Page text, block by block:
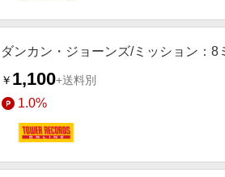
ダンカン・ジョーンズ/ミッション：8
￥ 1,100+送料別
1.0%